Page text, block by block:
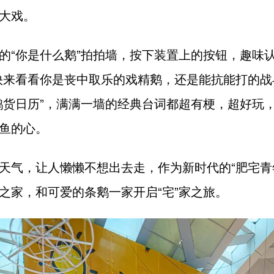
戏。
“你是什么鹅”拍拍墙，按下装置上的按钮，趣味
来看看你是丧中取乐的戏精鹅，还是能抗能打的
货日历”，满满一墙的经典台词都超有梗，超好玩
的心。
气，让人懒懒不想出去走，作为新时代的“肥宅
家，和可爱的条鹅一家开启“宅”家之旅。